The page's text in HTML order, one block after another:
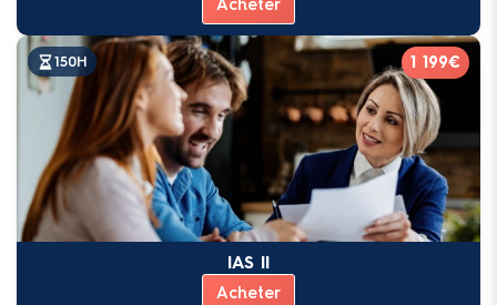
Acheter
150H 1 199€
IAS II
Acheter